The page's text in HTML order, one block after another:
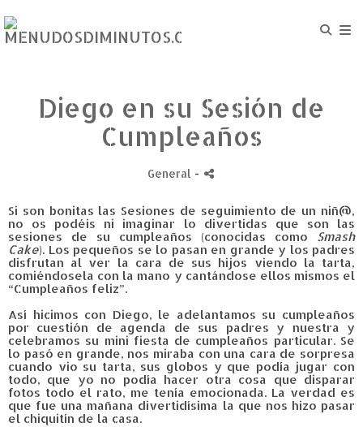
Diego en su Sesión de
Cumpleaños
General -
Si son bonitas las Sesiones de seguimiento de un niñ@,
no os podéis ni imaginar lo divertidas que son las
sesiones de su cumpleaños (conocidas como Smash
Cake). Los pequeños se lo pasan en grande y los padres
disfrutan al ver la cara de sus hijos viendo la tarta,
comiéndosela con la mano y cantándose ellos mismos el
“Cumpleaños feliz”.
Así hicimos con Diego, le adelantamos su cumpleaños
por cuestión de agenda de sus padres y nuestra y
celebramos su mini fiesta de cumpleaños particular. Se
lo pasó en grande, nos miraba con una cara de sorpresa
cuando vio su tarta, sus globos y que podía jugar con
todo, que yo no podía hacer otra cosa que disparar
fotos todo el rato, me tenía emocionada. La verdad es
que fue una mañana divertidísima la que nos hizo pasar
el chiquitín de la casa.